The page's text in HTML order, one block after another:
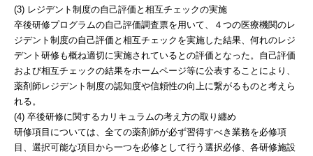
(3) レジデント制度の自己評価と相互チェックの実施
卒後研修プログラムの自己評価調査票を用いて、４つの医療機関のレ
ジデント制度の自己評価と相互チェックを実施した結果、何れのレジ
デント研修も概ね適切に実施されているとの評価となった。自己評価
および相互チェックの結果をホームページ等に公表することにより、
薬剤師レジデント制度の認知度や信頼性の向上に繋がるものと考えら
れる。
(4) 卒後研修に関するカリキュラムの考え方の取り纏め
研修項目については、全ての薬剤師が必ず習得すべき業務を必修項
目、選択可能な項目から一つを必修として行う選択必修、各研修施設